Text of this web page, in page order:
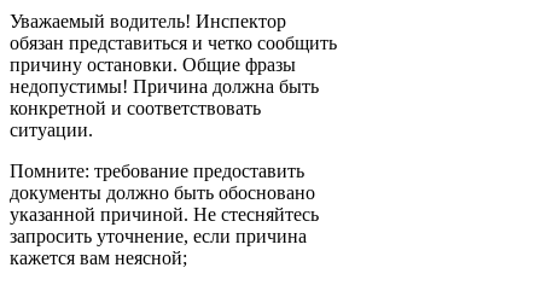
Уважаемый водитель! Инспектор
обязан представиться и четко сообщить
причину остановки. Общие фразы
недопустимы! Причина должна быть
конкретной и соответствовать
ситуации.
Помните: требование предоставить
документы должно быть обосновано
указанной причиной. Не стесняйтесь
запросить уточнение, если причина
кажется вам неясной;